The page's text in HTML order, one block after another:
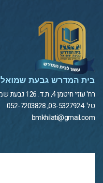
בית המדרש גבעת שמואל
רח' עוזי חיטמן 4, ת.ד. 126 גבעת שמואל
טל. 03-5327924, 052-7203828
bmkhilati@gmail.com